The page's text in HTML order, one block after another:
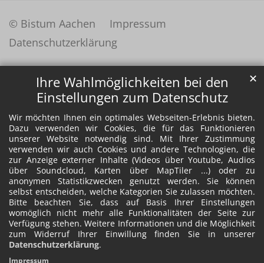
Ihre Wahlmöglichkeiten bei den
Einstellungen zum Datenschutz
Wir möchten Ihnen ein optimales Webseiten-Erlebnis bieten.
Dazu verwenden wir Cookies, die für das Funktionieren
unserer Website notwendig sind. Mit Ihrer Zustimmung
verwenden wir auch Cookies und andere Technologien, die
zur Anzeige externer Inhalte (Videos über Youtube, Audios
über Soundcloud, Karten über MapTiler ...) oder zu
anonymen Statistikzwecken genutzt werden. Sie können
selbst entscheiden, welche Kategorien Sie zulassen möchten.
Bitte beachten Sie, dass auf Basis Ihrer Einstellungen
womöglich nicht mehr alle Funktionalitäten der Seite zur
Verfügung stehen. Weitere Informationen und die Möglichkeit
zum Widerruf Ihrer Einwillung finden Sie in unserer
Datenschutzerklärung.
✕
Impressum
© Bistum Aachen
Impressum
Datenschutzerklärung